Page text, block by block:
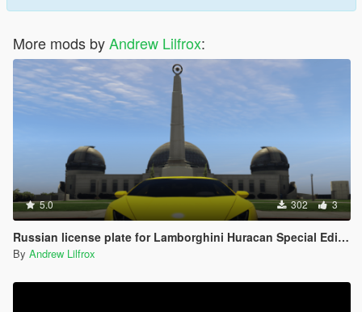
More mods byAndrew Lilfrox:
5.0 302 3
Russian license plate for Lamborghini Huracan Special Edition
By Andrew Lilfrox